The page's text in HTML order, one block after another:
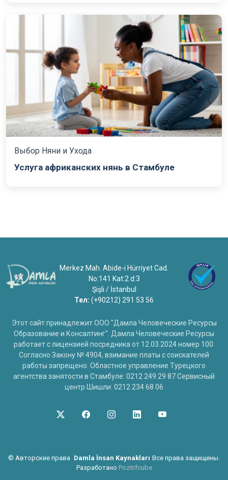
Выбор Няни и Ухода
Услуга африканских нянь в Стамбуле
Merkez Mah. Abide-i Hürriyet Cad.
No:141 Kat:2 d:3
Şişli / İstanbul
Тел: (+90212) 291 53 56
Этот сайт принадлежит ООО "Дамла Человеческие Ресурсы
Образование и Консалтинг". Дамла Человеческие Ресурсы
работает с лицензией посредника от 12.03.2024 номер 100.
Согласно Закону № 4904, взимание платы с соискателей
работы запрещено. Областное управление Турецкого
агентства занятости в Стамбуле: 0212 249 29 87 Сервисный
центр Шишли: 0212 234 68 06
© Авторские права Damla İnsan Kaynakları Все права защищены.
Разработано Pozitifcube